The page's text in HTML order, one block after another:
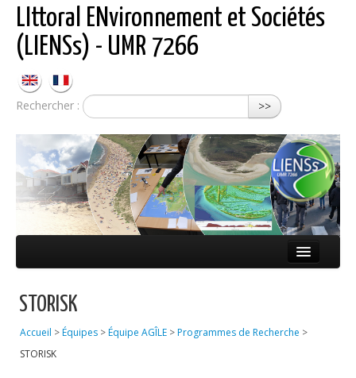
LIttoral ENvironnement et Sociétés
(LIENSs) - UMR 7266
Rechercher : >>
Équipes
Réseaux
STORISK
Accueil >Équipes >Équipe AGÎLE >Programmes de Recherche >
STORISK